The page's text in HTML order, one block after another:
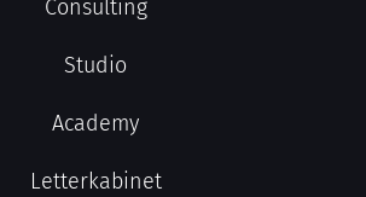
Consulting
Studio
Academy
Letterkabinet